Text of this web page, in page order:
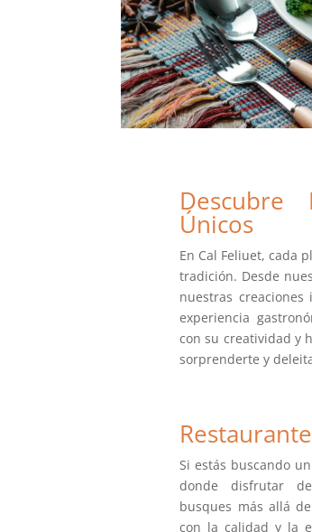
Descubre
Únicos
En Cal Feliuet, cada
tradición. Desde
nuestras creaciones
experiencia
con su creatividad y
sorprenderte y
Si estás buscando
donde disfrutar
busques más allá
con la calidad y la